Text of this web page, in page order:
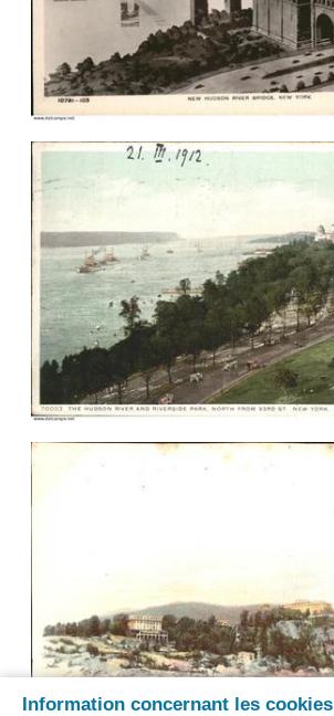
Information concernant les cookies